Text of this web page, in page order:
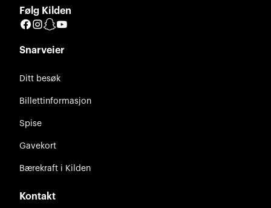
Følg Kilden
Facebook
Instagram
Snapchat
Snarveier
Ditt besøk
Billettinformasjon
Spise
Gavekort
Bærekraft i Kilden
Kontakt